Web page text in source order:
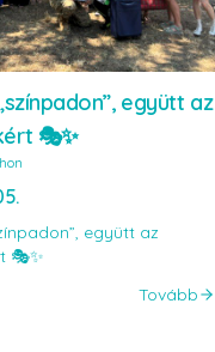
együtt az
🎭✨
együtt az
🎭✨
Tovább